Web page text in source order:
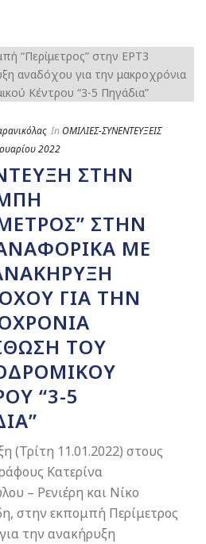
InΟΜΙΛΙΕΣ-ΣΥΝΕΝΤΕΥΞΕΙΣ
2022
ΣΤΗΝ
ΣΤΗΝ
ΜΕ
ΓΙΑ ΤΗΝ
ΤΟΥ
“3-5
(Τρίτη 11.01.2022) στους
Κατερίνα
– Ρενιέρη και Νίκο
στην εκπομπή Περίμετρος
την ανακήρυξη